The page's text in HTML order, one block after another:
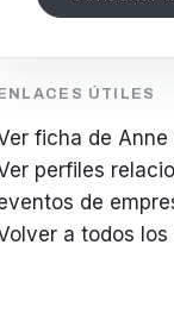
ENLACES ÚTILES
ficha de Anne
perfiles
de
a todos los